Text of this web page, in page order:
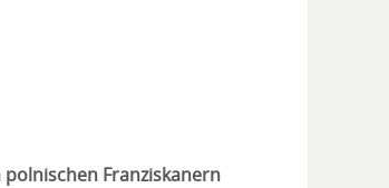
Franziskanern